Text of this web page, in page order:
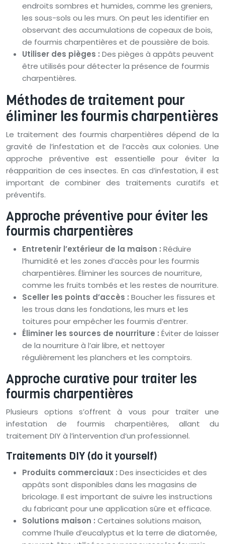
endroits sombres et humides, comme les greniers,
les sous-sols ou les murs. On peut les identifier en
observant des accumulations de copeaux de bois,
de fourmis charpentières et de poussière de bois.
Utiliser des pièges : Des pièges à appâts peuvent
être utilisés pour détecter la présence de fourmis
charpentières.
Méthodes de traitement pour
éliminer les fourmis charpentières
Le traitement des fourmis charpentières dépend de la
gravité de l’infestation et de l’accès aux colonies. Une
approche préventive est essentielle pour éviter la
réapparition de ces insectes. En cas d’infestation, il est
important de combiner des traitements curatifs et
préventifs.
Approche préventive pour éviter les
fourmis charpentières
Entretenir l’extérieur de la maison : Réduire
l’humidité et les zones d’accès pour les fourmis
charpentières. Éliminer les sources de nourriture,
comme les fruits tombés et les restes de nourriture.
Sceller les points d’accès : Boucher les fissures et
les trous dans les fondations, les murs et les
toitures pour empêcher les fourmis d’entrer.
Éliminer les sources de nourriture : Éviter de laisser
de la nourriture à l’air libre, et nettoyer
régulièrement les planchers et les comptoirs.
Approche curative pour traiter les
fourmis charpentières
Plusieurs options s’offrent à vous pour traiter une
infestation de fourmis charpentières, allant du
traitement DIY à l’intervention d’un professionnel.
Traitements DIY (do it yourself)
Produits commerciaux : Des insecticides et des
appâts sont disponibles dans les magasins de
bricolage. Il est important de suivre les instructions
du fabricant pour une application sûre et efficace.
Solutions maison : Certaines solutions maison,
comme l’huile d’eucalyptus et la terre de diatomée,